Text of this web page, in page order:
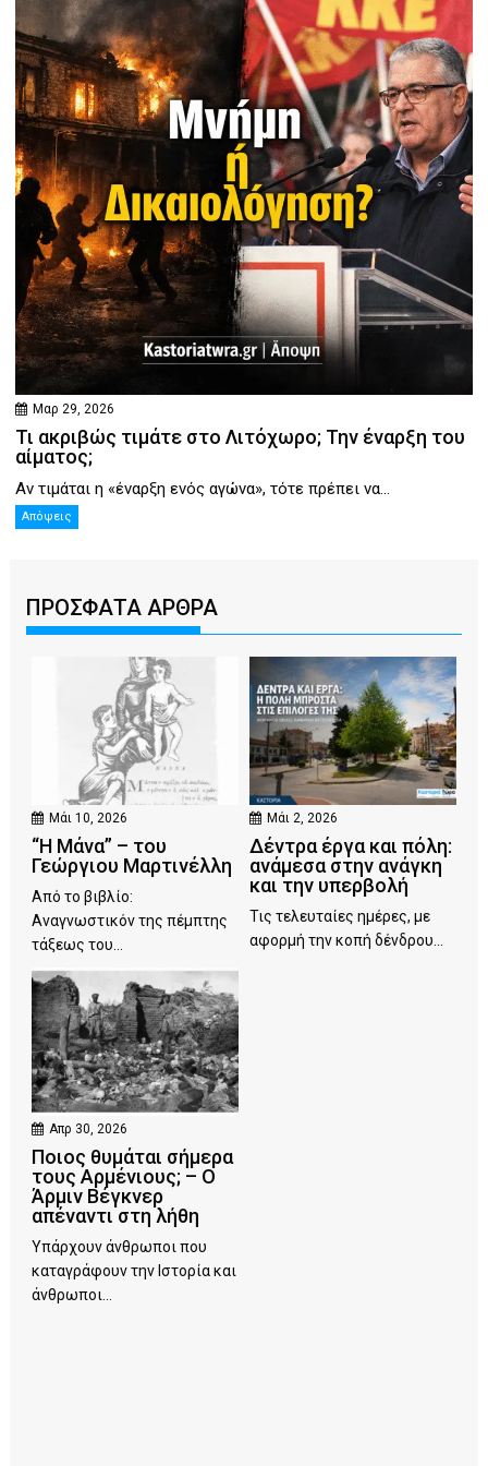
Μαρ 29, 2026
Τι ακριβώς τιμάτε στο Λιτόχωρο; Την έναρξη του
αίματος;
Αν τιμάται η «έναρξη ενός αγώνα», τότε πρέπει να...
Απόψεις
ΠΡΟΣΦΑΤΑ ΑΡΘΡΑ
Μάι 10, 2026
“Η Μάνα” – του
Γεώργιου Μαρτινέλλη
Από το βιβλίο:
Αναγνωστικόν της πέμπτης
τάξεως του...
Μάι 2, 2026
Δέντρα έργα και πόλη:
ανάμεσα στην ανάγκη
και την υπερβολή
Τις τελευταίες ημέρες, με
αφορμή την κοπή δένδρου...
Απρ 30, 2026
Ποιος θυμάται σήμερα
τους Αρμένιους; – Ο
Άρμιν Βέγκνερ
απέναντι στη λήθη
Υπάρχουν άνθρωποι που
καταγράφουν την Ιστορία και
άνθρωποι...